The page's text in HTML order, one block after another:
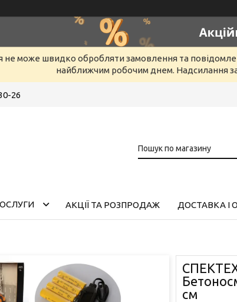
не може швидко обробляти замовлення та
найближчим робочим днем. Надсилання
26
АКЦІЇ ТА РОЗПРОДАЖ ДОСТАВКА І
см